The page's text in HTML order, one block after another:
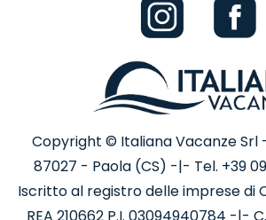
Copyright © Italiana Vacanze Srl
87027 - Paola (CS) -|- Tel. +39
Iscritto al registro delle imprese di
REA 210662 P.I. 03094940784 -|-